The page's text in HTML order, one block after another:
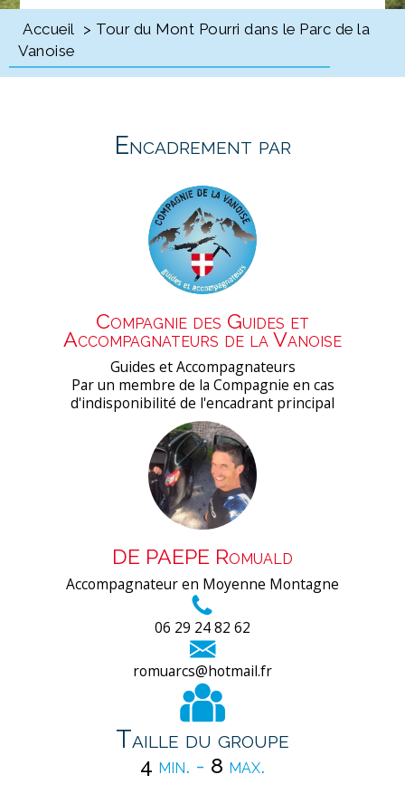
Accueil > Tour du Mont Pourri dans le Parc de la
Vanoise
Encadrement par
Compagnie des Guides et
Accompagnateurs de la Vanoise
Guides et Accompagnateurs
Par un membre de la Compagnie en cas
d'indisponibilité de l'encadrant principal
DE PAEPE Romuald
Accompagnateur en Moyenne Montagne
06 29 24 82 62
romuarcs@hotmail.fr
Taille du groupe
4 min. - 8 max.